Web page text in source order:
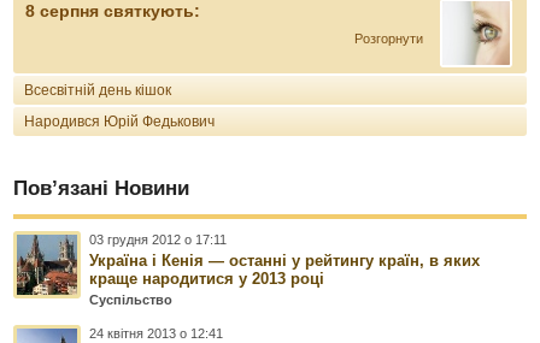
8 серпня святкують:
Розгорнути
Всесвітній день кішок
Народився Юрій Федькович
Пов’язані Новини
03 грудня 2012 о 17:11
Україна і Кенія — останні у рейтингу країн, в яких
краще народитися у 2013 році
Суспільство
24 квітня 2013 о 12:41